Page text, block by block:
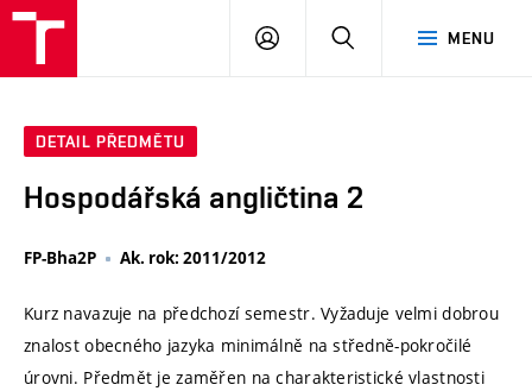
MENU
PŘIHLÁSIT
DETAIL PŘEDMĚTU
Hospodářská angličtina 2
FP-Bha2P Ak. rok: 2011/2012
Kurz navazuje na předchozí semestr. Vyžaduje velmi dobrou
znalost obecného jazyka minimálně na středně-pokročilé
úrovni. Předmět je zaměřen na charakteristické vlastnosti